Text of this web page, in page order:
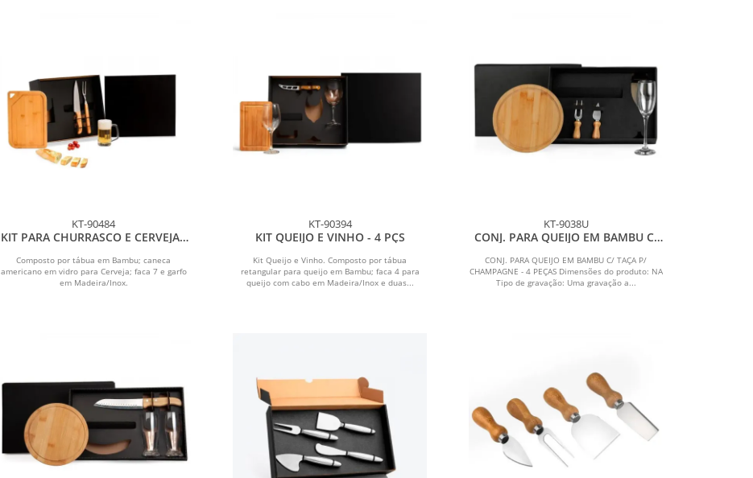
KT-90484
KIT PARA CHURRASCO E CERVEJA -
Composto por tábua em Bambu; caneca
americano em vidro para Cerveja; faca 7 e garfo
em Madeira/Inox.
KT-90394
KIT QUEIJO E VINHO - 4 PÇS
Kit Queijo e Vinho. Composto por tábua
retangular para queijo em Bambu; faca 4 para
queijo com cabo em Madeira/Inox e duas...
KT-9038U
CONJ. PARA QUEIJO EM BAMBU C/
CONJ. PARA QUEIJO EM BAMBU C/ TAÇA P/
CHAMPAGNE - 4 PEÇAS Dimensões do produto: NA
Tipo de gravação: Uma gravação a...